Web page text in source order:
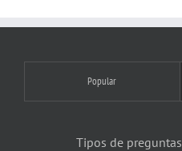
Popular
Tipos de preguntas